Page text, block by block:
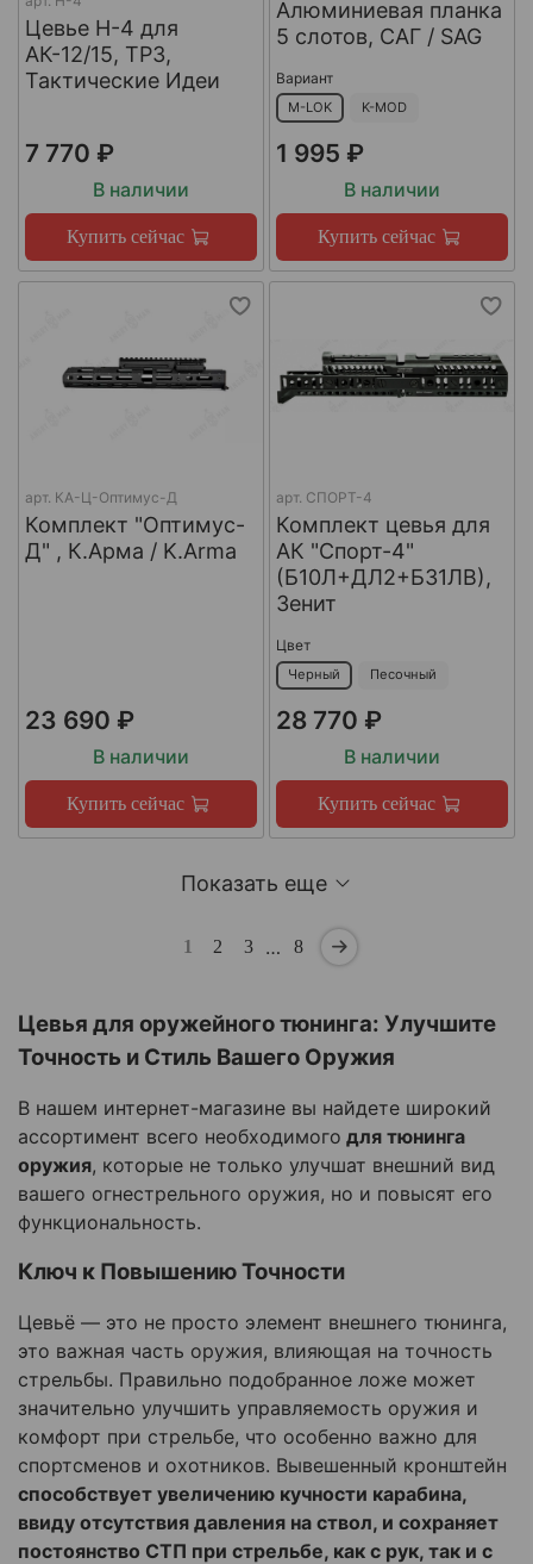
Цевье Н-4 для
АК-12/15, ТР3,
Тактические Идеи
7 770 ₽
В наличии
Купить сейчас
Алюминиевая планка
5 слотов, САГ / SAG
Вариант
M-LOK K-MOD
1 995 ₽
В наличии
Купить сейчас
арт. КА-Ц-Оптимус-Д
Комплект "Оптимус-
Д" , К.Арма / K.Arma
23 690 ₽
В наличии
Купить сейчас
арт. СПОРТ-4
Комплект цевья для
АК "Спорт-4"
(Б10Л+ДЛ2+Б31ЛВ),
Зенит
Цвет
Черный Песочный
28 770 ₽
В наличии
Купить сейчас
Показать еще
1 2 3 … 8
Цевья для оружейного тюнинга: Улучшите
Точность и Стиль Вашего Оружия
В нашем интернет-магазине вы найдете широкий
ассортимент всего необходимого для тюнинга
оружия, которые не только улучшат внешний вид
вашего огнестрельного оружия, но и повысят его
функциональность.
Ключ к Повышению Точности
Цевьё — это не просто элемент внешнего тюнинга,
это важная часть оружия, влияющая на точность
стрельбы. Правильно подобранное ложе может
значительно улучшить управляемость оружия и
комфорт при стрельбе, что особенно важно для
спортсменов и охотников. Вывешенный кронштейн
способствует увеличению кучности карабина,
ввиду отсутствия давления на ствол, и сохраняет
постоянство СТП при стрельбе, как с рук, так и с